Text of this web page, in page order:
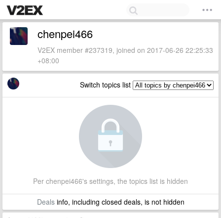
chenpei466
V2EX member #237319, joined on 2017-06-26 22:25:33
+08:00
Switch topics list
Per chenpei466's settings, the topics list is hidden
Dealsinfo, including closed deals, is not hidden